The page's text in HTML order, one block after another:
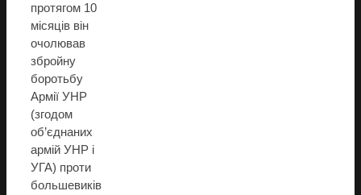
протягом 10
місяців він
очолював
збройну
боротьбу
Армії УНР
(згодом
об’єднаних
армій УНР і
УГА) проти
большевиків